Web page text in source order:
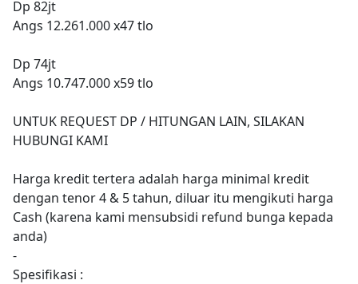
Dp 82jt
Angs 12.261.000 x47 tlo
Dp 74jt
Angs 10.747.000 x59 tlo
UNTUK REQUEST DP / HITUNGAN LAIN, SILAKAN
HUBUNGI KAMI
Harga kredit tertera adalah harga minimal kredit
dengan tenor 4 & 5 tahun, diluar itu mengikuti harga
Cash (karena kami mensubsidi refund bunga kepada
anda)
-
Spesifikasi :